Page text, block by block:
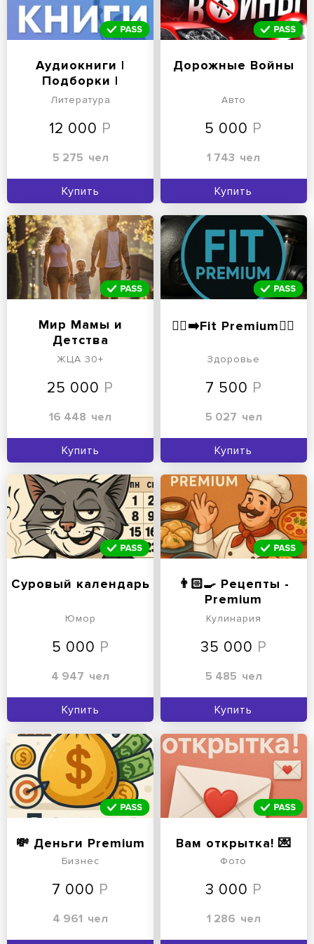
Аудиокниги |
Подборки |
Подкасты
Литература
12 000
5 275 чел
Купить
Дорожные Войны
Авто
5 000
1 743 чел
Купить
Мир Мамы и
Детства
ЖЦА 30+
25 000
16 448 чел
Купить
🏃‍♂️‍➡️Fit Premium🏃‍♀️
Здоровье
7 500
5 027 чел
Купить
Суровый календарь
Юмор
5 000
4 947 чел
Купить
👨🏻‍🍳 Рецепты -
Premium
Кулинария
35 000
5 485 чел
Купить
💸 Деньги Premium
Бизнес
7 000
4 961 чел
Вам открытка! 💌
Фото
3 000
1 286 чел